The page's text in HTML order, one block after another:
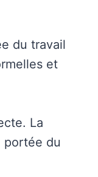
du travail
et
La
portée du